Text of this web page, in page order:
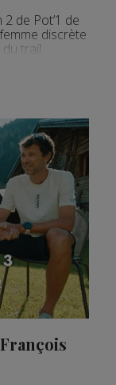
de Pot’1 de
discrète
trail.